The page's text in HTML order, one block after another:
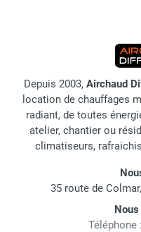
Depuis 2003, Airchaud
location de chauffages
radiant, de toutes
atelier, chantier ou
climatiseurs,
35 route de
Téléphone :